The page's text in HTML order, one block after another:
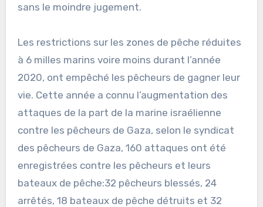
sans le moindre jugement.
Les restrictions sur les zones de pêche réduites
à 6 milles marins voire moins durant l’année
2020, ont empêché les pêcheurs de gagner leur
vie. Cette année a connu l’augmentation des
attaques de la part de la marine israélienne
contre les pêcheurs de Gaza, selon le syndicat
des pêcheurs de Gaza, 160 attaques ont été
enregistrées contre les pêcheurs et leurs
bateaux de pêche:32 pêcheurs blessés, 24
arrêtés, 18 bateaux de pêche détruits et 32